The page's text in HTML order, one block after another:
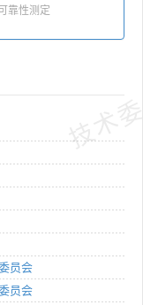
技
靠性测定
员会
员会